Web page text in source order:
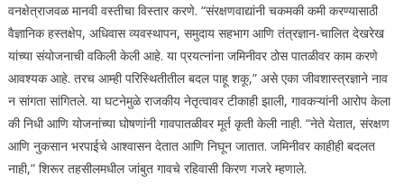
वनक्षेत्राजवळ मानवी वस्तीचा विस्तार करणे. “संरक्षणवाद्यांनी चकमकी कमी करण्यासाठी
वैज्ञानिक हस्तक्षेप, अधिवास व्यवस्थापन, समुदाय सहभाग आणि तंत्रज्ञान-चालित देखरेख
यांच्या संयोजनाची वकिली केली आहे. या प्रयत्नांना जमिनीवर ठोस पातळीवर काम करणे
आवश्यक आहे. तरच आम्ही परिस्थितीतील बदल पाहू शकू,” असे एका जीवशास्त्रज्ञाने नाव
न सांगता सांगितले. या घटनेमुळे राजकीय नेतृत्वावर टीकाही झाली, गावकऱ्यांनी आरोप केला
की निधी आणि योजनांच्या घोषणांनी गावपातळीवर मूर्त कृती केली नाही. “नेते येतात, संरक्षण
आणि नुकसान भरपाईचे आश्वासन देतात आणि निघून जातात. जमिनीवर काहीही बदलत
नाही,” शिरूर तहसीलमधील जांबुत गावचे रहिवासी किरण गजरे म्हणाले.